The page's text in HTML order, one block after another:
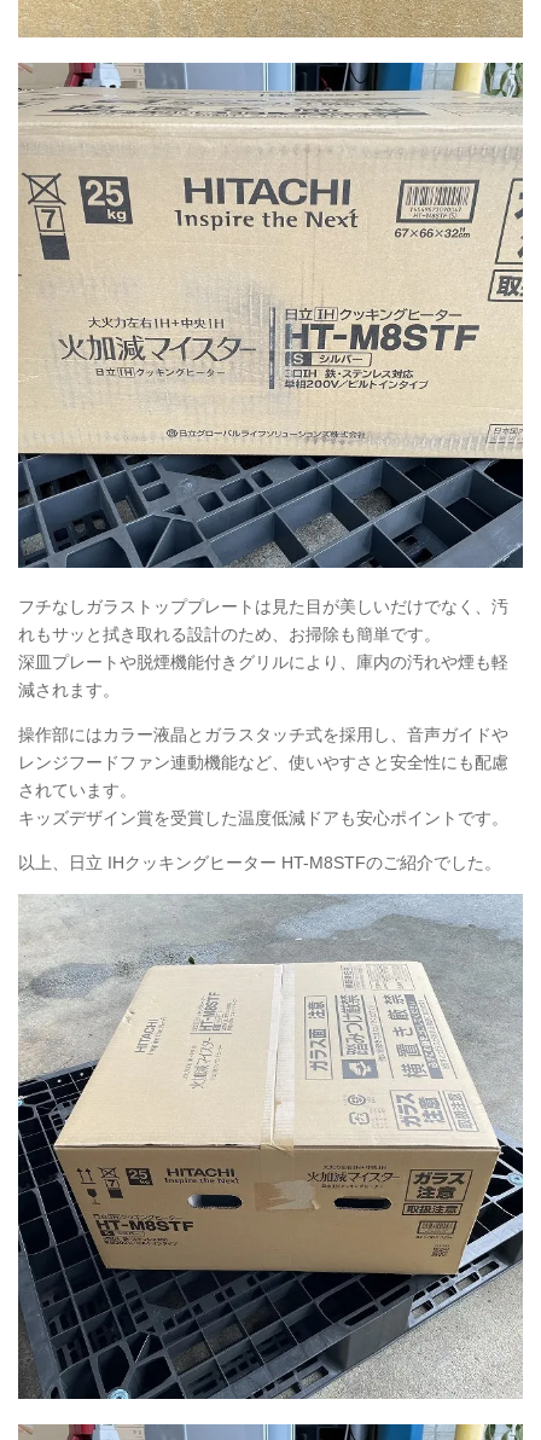
フチなしガラストッププレートは見た目が美しいだけでなく、汚
れもサッと拭き取れる設計のため、お掃除も簡単です。
深皿プレートや脱煙機能付きグリルにより、庫内の汚れや煙も軽
減されます。
操作部にはカラー液晶とガラスタッチ式を採用し、音声ガイドや
レンジフードファン連動機能など、使いやすさと安全性にも配慮
されています。
キッズデザイン賞を受賞した温度低減ドアも安心ポイントです。
以上、日立 IHクッキングヒーター HT-M8STFのご紹介でした。